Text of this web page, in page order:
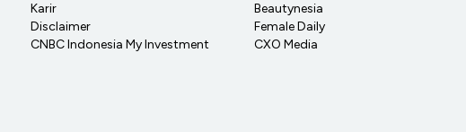
Karir
Disclaimer
CNBC Indonesia My Investment
Beautynesia
Female Daily
CXO Media